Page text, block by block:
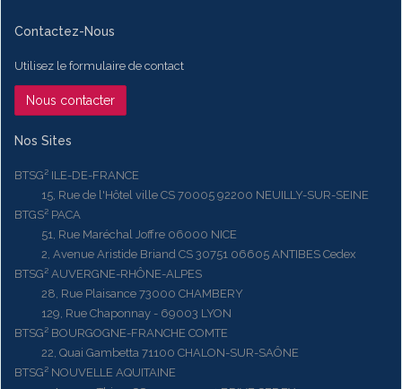
Contactez-Nous
Utilisez le formulaire de contact
Nous contacter
Nos Sites
BTSG² ILE-DE-FRANCE
15, Rue de l'Hôtel ville CS 70005 92200 NEUILLY-SUR-SEINE
BTGS² PACA
51, Rue Maréchal Joffre 06000 NICE
2, Avenue Aristide Briand CS 30751 06605 ANTIBES Cedex
BTSG² AUVERGNE-RHÔNE-ALPES
28, Rue Plaisance 73000 CHAMBERY
129, Rue Chaponnay - 69003 LYON
BTSG² BOURGOGNE-FRANCHE COMTE
22, Quai Gambetta 71100 CHALON-SUR-SAÔNE
BTSG² NOUVELLE AQUITAINE